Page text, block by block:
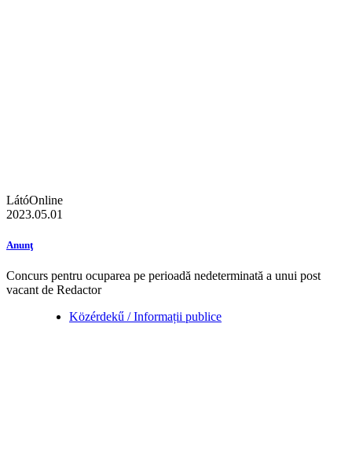
LátóOnline
2023.05.01
Anunţ
Concurs pentru ocuparea pe perioadă nedeterminată a unui post
vacant de Redactor
Közérdekű / Informații publice